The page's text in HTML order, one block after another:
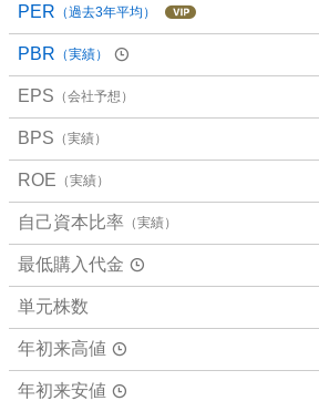
PER （過去3年平均）
PBR （実績）
EPS （会社予想）
BPS （実績）
ROE （実績）
自己資本比率 （実績）
最低購入代金
単元株数
年初来高値
年初来安値